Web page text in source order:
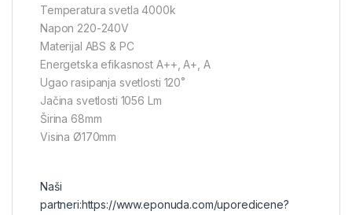
Temperatura svetla 4000k
Napon 220-240V
Materijal ABS & PC
Energetska efikasnost A++, A+, A
Ugao rasipanja svetlosti 120˚
Jačina svetlosti 1056 Lm
Širina 68mm
Visina Ø170mm
Naši
partneri:https://www.eponuda.com/uporedicene?